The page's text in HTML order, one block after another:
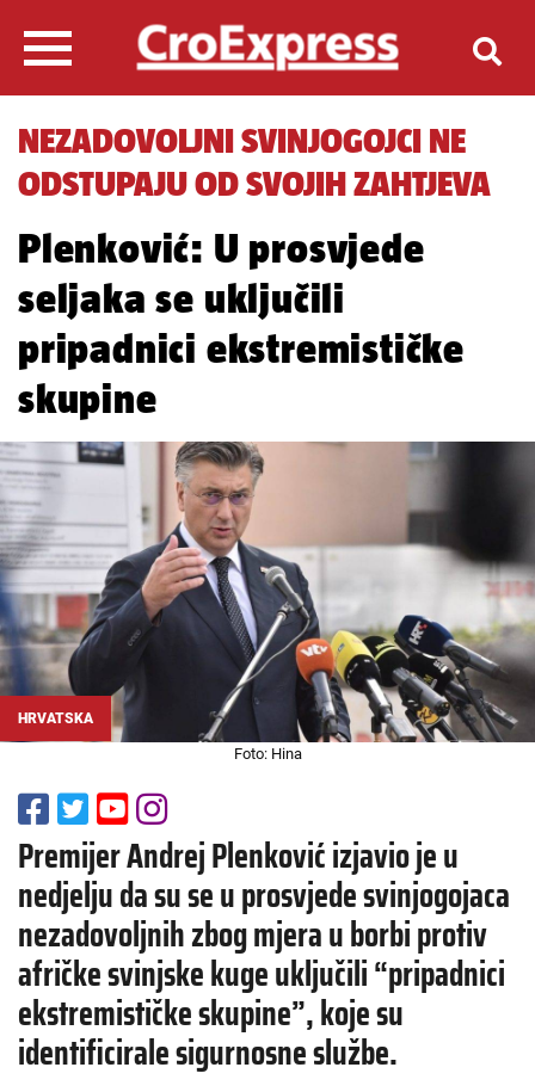
NEZADOVOLJNI SVINJOGOJCI NE
ODSTUPAJU OD SVOJIH ZAHTJEVA
Plenković: U prosvjede
seljaka se uključili
pripadnici ekstremističke
skupine
HRVATSKA
Foto: Hina
Premijer Andrej Plenković izjavio je u
nedjelju da su se u prosvjede svinjogojaca
nezadovoljnih zbog mjera u borbi protiv
afričke svinjske kuge uključili “pripadnici
ekstremističke skupine”, koje su
identificirale sigurnosne službe.